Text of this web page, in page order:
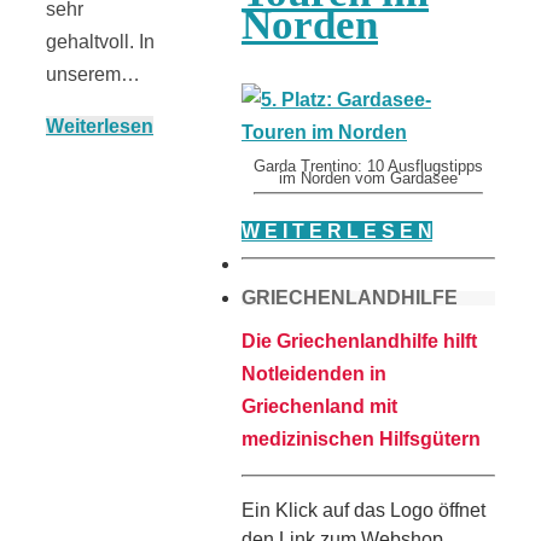
sehr
gehaltvoll. In
unserem…
Weiterlesen
Norden
Garda Trentino: 10 Ausflugstipps
im Norden vom Gardasee
W E I T E R L E S E N
GRIECHENLANDHILFE
Die Griechenlandhilfe hilft
Notleidenden in
Griechenland mit
medizinischen Hilfsgütern
Ein Klick auf das Logo öffnet